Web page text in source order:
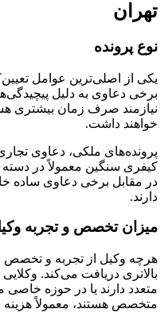
تهران
نوع پرونده
یکی از اصلی‌ترین عوامل
برخی دعاوی به دلیل
نیازمند صرف زمان بیشتری
خواهند داشت.
پرونده‌های ملکی، دعاوی
کیفری سنگین معمولاً در دسته
در مقابل برخی دعاوی ساده
دارند.
میزان تخصص و تجربه
هرچه وکیل از تجربه و تخصص
بالاتری دریافت می‌کند.
متعدد دارند یا در حوزه خاصی
متخصص هستند، معمولاً هزینه